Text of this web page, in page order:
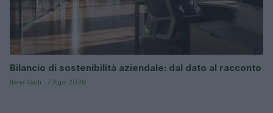
Bilancio di sostenibilità aziendale: dal dato al racconto
Ilaria Galli · 7 Ago 2026